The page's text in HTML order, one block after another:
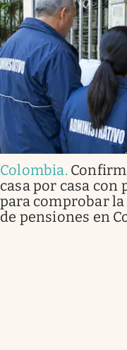
Colombia.
casa por casa
para comprobar
de pensiones en